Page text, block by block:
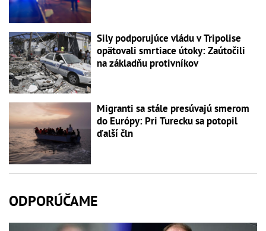
Sily podporujúce vládu v Tripolise
opätovali smrtiace útoky: Zaútočili
na základňu protivníkov
Migranti sa stále presúvajú smerom
do Európy: Pri Turecku sa potopil
ďalší čln
ODPORÚČAME